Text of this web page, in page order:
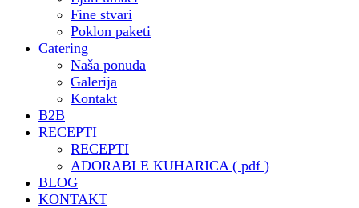
Fine stvari
Poklon paketi
Catering
Naša ponuda
Galerija
Kontakt
B2B
RECEPTI
RECEPTI
ADORABLE KUHARICA ( pdf )
BLOG
KONTAKT